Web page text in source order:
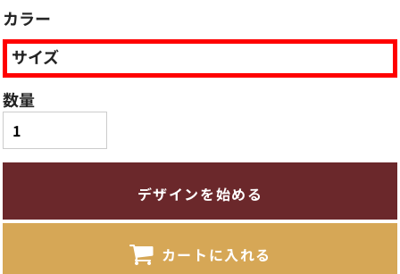
カラー
サイズ
数量
デザインを始める
カートに入れる